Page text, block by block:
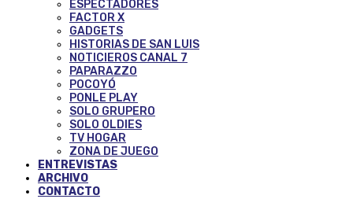
ESPECTADORES
FACTOR X
GADGETS
HISTORIAS DE SAN LUIS
NOTICIEROS CANAL 7
PAPARAZZO
POCOYÓ
PONLE PLAY
SOLO GRUPERO
SOLO OLDIES
TV HOGAR
ZONA DE JUEGO
ENTREVISTAS
ARCHIVO
CONTACTO